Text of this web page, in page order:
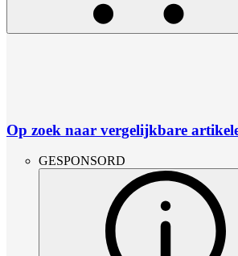
Op zoek naar vergelijkbare
GESPONSORD